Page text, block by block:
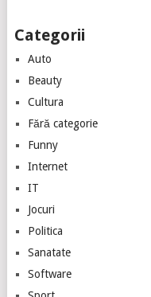
Categorii
Auto
Beauty
Cultura
Fără categorie
Funny
Internet
IT
Jocuri
Politica
Sanatate
Software